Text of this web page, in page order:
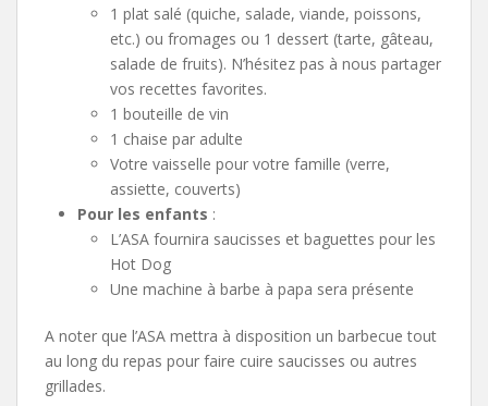
1 plat salé (quiche, salade, viande, poissons,
etc.) ou fromages ou 1 dessert (tarte, gâteau,
salade de fruits). N’hésitez pas à nous partager
vos recettes favorites.
1 bouteille de vin
1 chaise par adulte
Votre vaisselle pour votre famille (verre,
assiette, couverts)
Pour les enfants :
L’ASA fournira saucisses et baguettes pour les
Hot Dog
Une machine à barbe à papa sera présente
A noter que l’ASA mettra à disposition un barbecue tout
au long du repas pour faire cuire saucisses ou autres
grillades.